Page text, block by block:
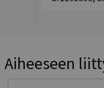
Aiheeseen